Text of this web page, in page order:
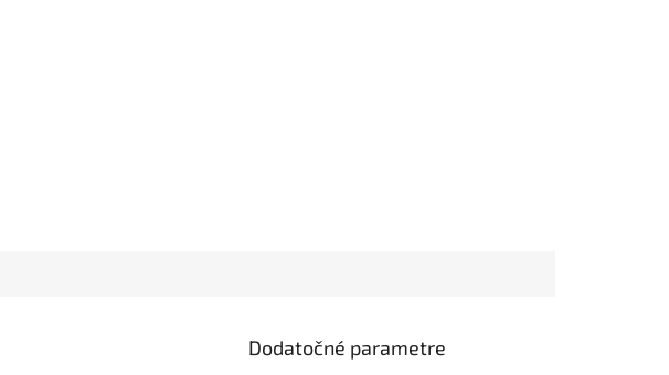
Dodatočné parametre